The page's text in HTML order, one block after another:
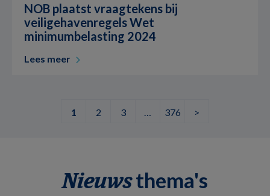
NOB plaatst vraagtekens bij
veiligehavenregels Wet
minimumbelasting 2024
Lees meer
1 2 3 … 376 >
Nieuwsthema's